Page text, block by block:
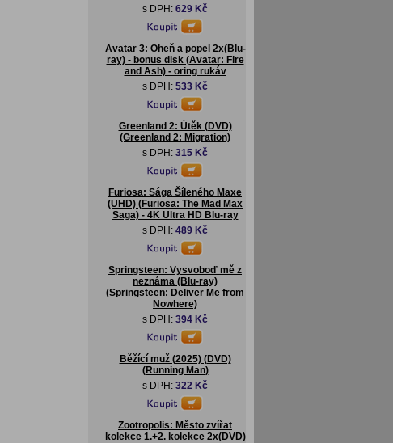
s DPH: 629 Kč
Avatar 3: Oheň a popel 2x(Blu-
ray) - bonus disk (Avatar: Fire
and Ash) - oring rukáv
s DPH: 533 Kč
Greenland 2: Útěk (DVD)
(Greenland 2: Migration)
s DPH: 315 Kč
Furiosa: Sága Šíleného Maxe
(UHD) (Furiosa: The Mad Max
Saga) - 4K Ultra HD Blu-ray
s DPH: 489 Kč
Springsteen: Vysvoboď mě z
neznáma (Blu-ray)
(Springsteen: Deliver Me from
Nowhere)
s DPH: 394 Kč
Běžící muž (2025) (DVD)
(Running Man)
s DPH: 322 Kč
Zootropolis: Město zvířat
kolekce 1.+2. kolekce 2x(DVD)